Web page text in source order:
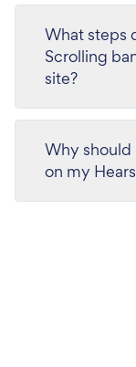
What steps
Scrolling
site?
Why should
on my